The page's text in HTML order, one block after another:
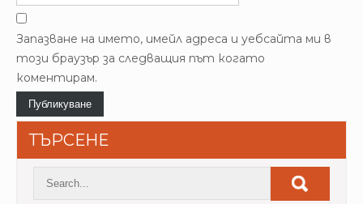
Запазване на името, имейл адреса и уебсайта ми в
този браузър за следващия път когато
коментирам.
ТЪРСЕНЕ